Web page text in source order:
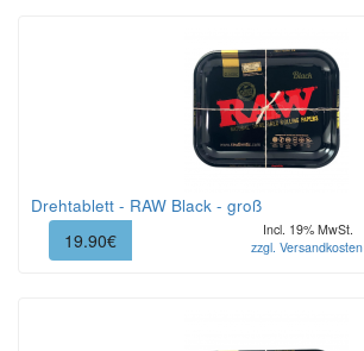
Drehtablett - RAW Black - groß
19.90€
Incl. 19% MwSt.
zzgl. Versandkosten